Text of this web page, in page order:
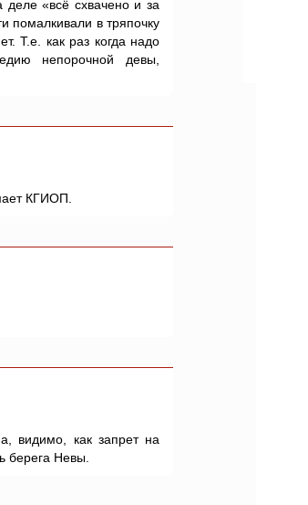
«всё схвачено и за
помалкивали в тряпочку
Т.е. как раз когда надо
непорочной девы,
КГИОП.
видимо, как запрет на
берега Невы.